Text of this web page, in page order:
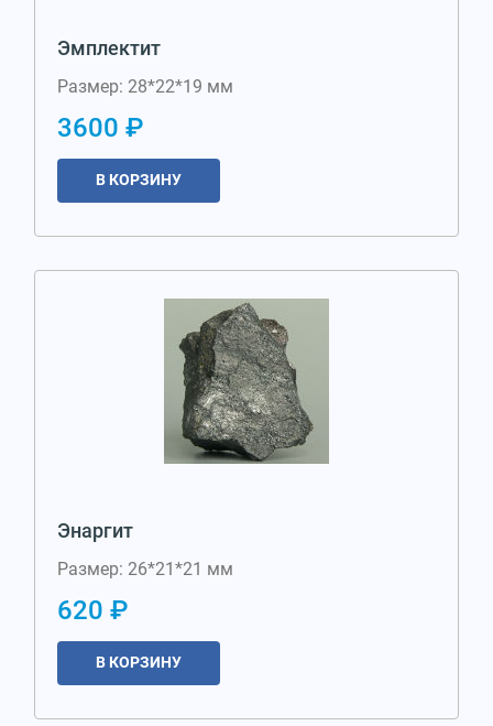
Эмплектит
Размер: 28*22*19 мм
3600 ₽
В КОРЗИНУ
Энаргит
Размер: 26*21*21 мм
620 ₽
В КОРЗИНУ